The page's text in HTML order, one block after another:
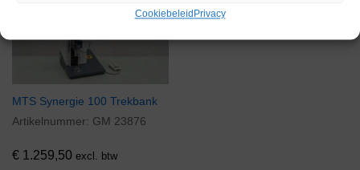
Cookiebeleid Privacy
MTS Synergie 100 Trekbank
Artikelnummer: GM 23876
€ 1.259,50 excl. btw